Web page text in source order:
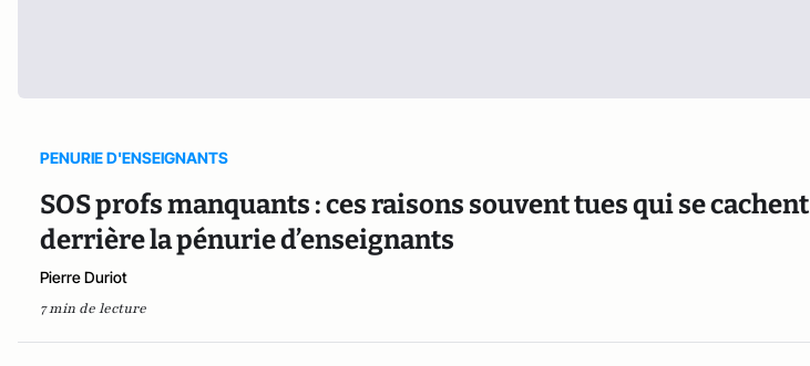
PENURIE D'ENSEIGNANTS
SOS profs manquants : ces raisons souvent tues qui se cachent
derrière la pénurie d’enseignants
Pierre Duriot
7 min de lecture